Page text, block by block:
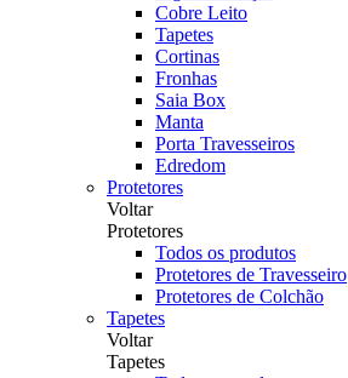
Cobre Leito
Tapetes
Cortinas
Fronhas
Saia Box
Manta
Porta Travesseiros
Edredom
Protetores
Voltar
Protetores
Todos os produtos
Protetores de Travesseiro
Protetores de Colchão
Tapetes
Voltar
Tapetes